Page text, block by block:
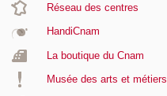
Réseau des centres
HandiCnam
La boutique du Cnam
Musée des arts et métiers